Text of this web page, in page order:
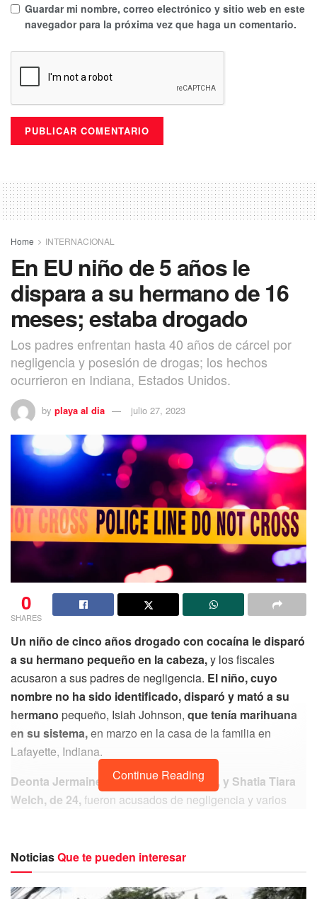
Guardar mi nombre, correo electrónico y sitio web en este
navegador para la próxima vez que haga un comentario.
Home INTERNACIONAL
En EU niño de 5 años le
dispara a su hermano de 16
meses; estaba drogado
Los padres enfrentan hasta 40 años de cárcel por
negligencia y posesión de drogas; los hechos
ocurrieron en Indiana, Estados Unidos.
by playa al dia julio 27, 2023
0
SHARES
Un niño de cinco años drogado con cocaína le disparó
a su hermano pequeño en la cabeza,y los fiscales
acusaron a sus padres de negligencia. El niño, cuyo
nombre no ha sido identificado, disparó y mató a su
hermano pequeño, Isiah Johnson, que tenía marihuana
en su sistema,en marzo en la casa de la familia en
Lafayette, Indiana.
Deonta Jermaine Johnson, de 27 años, y Shatia Tiara
Welch, de 24, fueron acusados de negligencia y varios
Isiah, de 16 meses, murió de una herida de bala en la
cabeza
hermano mayor, quien le disparó, dio positivo por
Continue Reading
NoticiasQue te pueden interesar